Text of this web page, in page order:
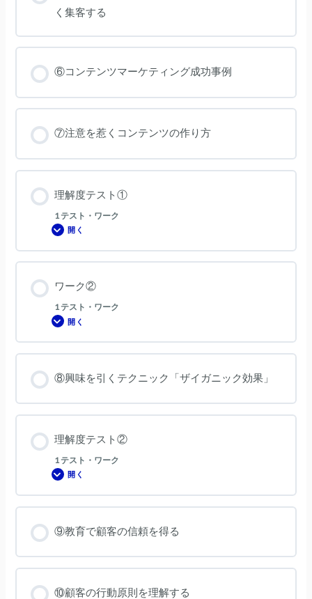
く集客する
⑥コンテンツマーケティング成功事例
⑦注意を惹くコンテンツの作り方
理解度テスト①
1 テスト・ワーク
開く
理
度
テ
①
ワーク②
1 テスト・ワーク
開く
ワ
ク
②
⑧興味を引くテクニック「ザイガニック効果」
理解度テスト②
1 テスト・ワーク
開く
理
度
テ
②
⑨教育で顧客の信頼を得る
⑩顧客の行動原則を理解する